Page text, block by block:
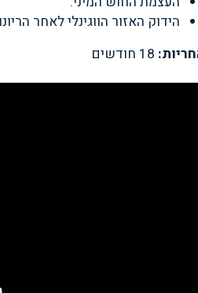
הידוק האזור הווגינלי לאחר